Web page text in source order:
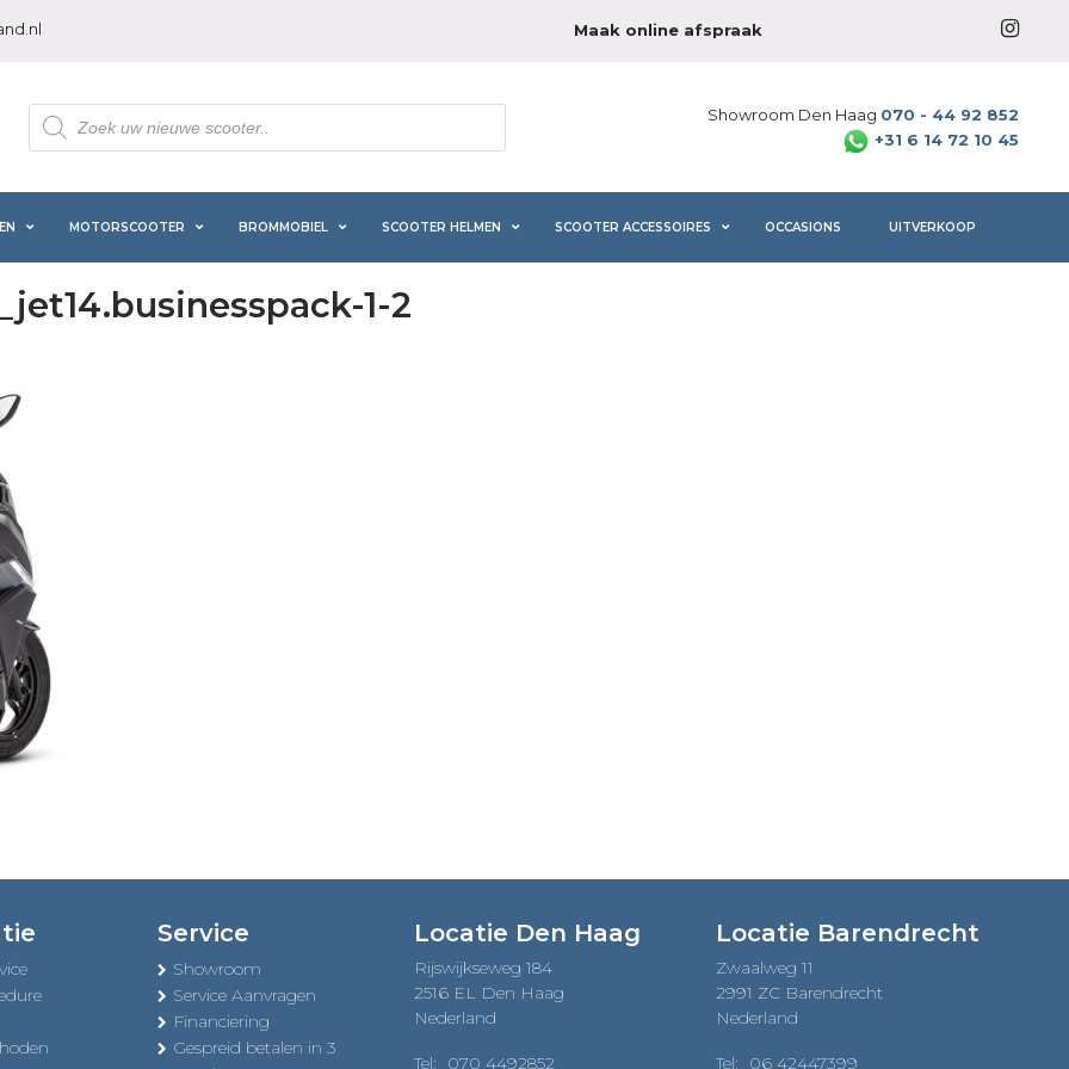
Maak online afspraak
Producten
zoeken
Showroom Den Haag 070 - 44 92 852
+31 6 14 72 10 45
MOTORSCOOTER BROMMOBIEL SCOOTER HELMEN SCOOTER ACCESSOIRES OCCASIONS UITVERKOOP
1-2
Service
Showroom
Service Aanvragen
Financiering
Gespreid betalen in 3
Locatie Den Haag
Rijswijkseweg 184
2516 EL Den Haag
Nederland
Tel: 070 4492852
Locatie Barendrecht
Zwaalweg 11
2991 ZC Barendrecht
Nederland
Tel: 06 42447399